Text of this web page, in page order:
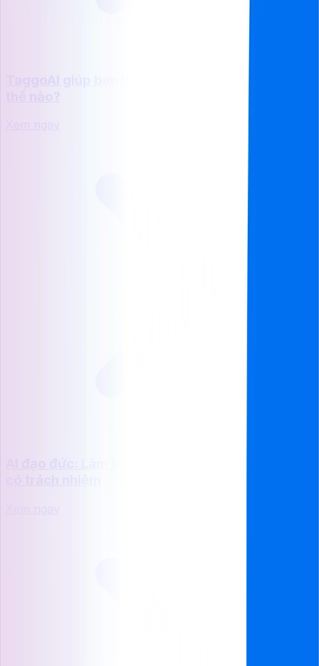
TaggoAI giúp bạn tạo nội dung đa nền tảng như